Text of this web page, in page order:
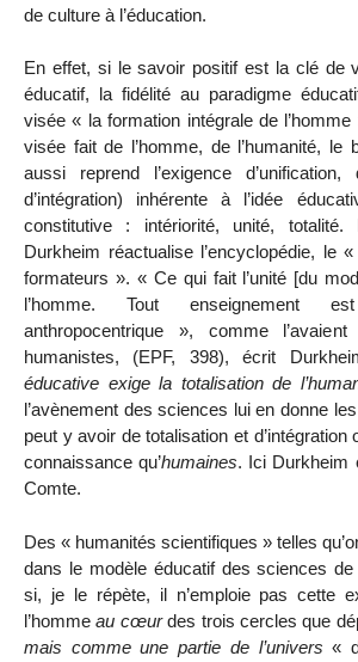
de culture à l’éducation.
En effet, si le savoir positif est la clé de
éducatif, la fidélité au paradigme
visée « la formation intégrale de
visée fait de l’homme, de l’humanité, le
aussi reprend l’exigence
d’intégration) inhérente à l’idée
constitutive : intériorité, unité,
Durkheim réactualise l’encyclopédie, le
formateurs ». « Ce qui fait l’unité [du
l’homme. Tout enseignement est
anthropocentrique », comme
humanistes, (EPF, 398), écrit
éducative exige la totalisation de
l’avènement des sciences lui en donne
peut y avoir de totalisation et d’intégration
connaissance qu’humaines. Ici Durkheim
Comte.
Des « humanités scientifiques » telles
dans le modèle éducatif des sciences
si, je le répète, il n’emploie pas cette
l’hommeau cœurdes trois cercles que
mais comme une partie de l’univers«